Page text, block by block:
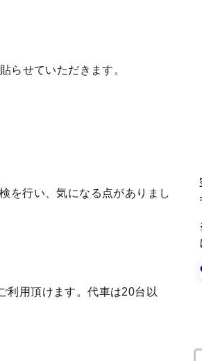
らせていただきます。
を行い、気になる点がありまし
利用頂けます。代車は20台以